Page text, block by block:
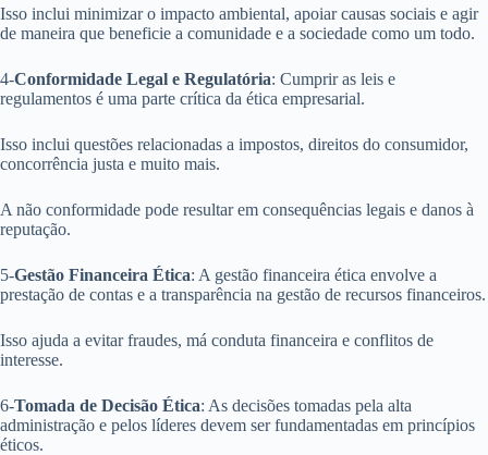
Isso inclui minimizar o impacto ambiental, apoiar causas sociais e agir
de maneira que beneficie a comunidade e a sociedade como um todo.
4-Conformidade Legal e Regulatória: Cumprir as leis e
regulamentos é uma parte crítica da ética empresarial.
Isso inclui questões relacionadas a impostos, direitos do consumidor,
concorrência justa e muito mais.
A não conformidade pode resultar em consequências legais e danos à
reputação.
5-Gestão Financeira Ética: A gestão financeira ética envolve a
prestação de contas e a transparência na gestão de recursos financeiros.
Isso ajuda a evitar fraudes, má conduta financeira e conflitos de
interesse.
6-Tomada de Decisão Ética: As decisões tomadas pela alta
administração e pelos líderes devem ser fundamentadas em princípios
éticos.